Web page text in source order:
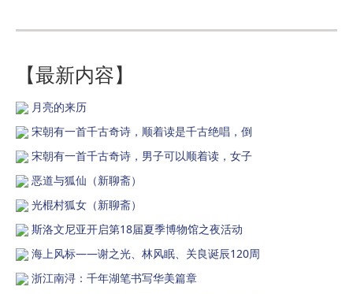
【最新内容】
月亮的来历
宋朝有一首千古奇诗，顺着读是千古绝唱，倒
宋朝有一首千古奇诗，男子可以顺着读，女子
恶道与狐仙（新聊斋）
光棍村狐女（新聊斋）
斯洛文尼亚开启第18届夏季博物馆之夜活动
海上风标——谢之光、林风眠、关良诞辰120周
浙江南浔：千年湖笔书写华美篇章